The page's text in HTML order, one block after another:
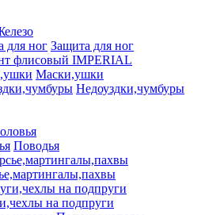
Защита для ног
флисовый IMPERIAL
Маски,ушки
Недоуздки,чумбуры
Поводья
на подпруги